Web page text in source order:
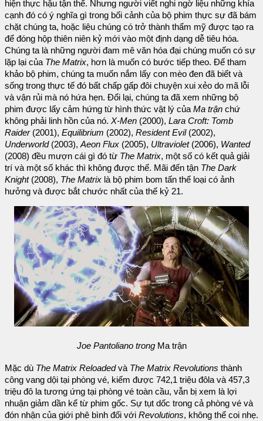
hiện thực hậu tận thế. Nhưng người viết nghi ngờ liệu những khía
cạnh đó có ý nghĩa gì trong bối cảnh của bộ phim thực sự đã bám
chặt chúng ta, hoặc liệu chúng có trở thành thẩm mỹ được tạo ra
để đóng hộp thiên niên kỷ mới vào một định dạng dễ tiêu hóa.
Chúng ta là những người đam mê văn hóa đại chúng muốn có sự
lặp lại của The Matrix, hơn là muốn có bước tiếp theo. Để tham
khảo bộ phim, chúng ta muốn nắm lấy con mèo đen đã biết và
sống trong thực tế đó bất chấp gấp đôi chuyện xui xẻo do mã lỗi
và vận rủi mà nó hứa hẹn. Đổi lại, chúng ta đã xem những bộ
phim được lấy cảm hứng từ hình thức vật lý củaMa trận chứ
không phải linh hồn của nó. X-Men (2000), Lara Croft: Tomb
Raider(2001), Equilibrium (2002), Resident Evil(2002),
Underworld (2003),Aeon Flux (2005), Ultraviolet (2006), Wanted
(2008) đều mượn cái gì đó từ The Matrix, một số có kết quả giải
trí và một số khác thì không được thế. Mãi đến tận The Dark
Knight(2008), The Matrix là bộ phim bom tấn thể loại có ảnh
hưởng và được bắt chước nhất của thế kỷ 21.
Joe Pantoliano trongMa trận
Mặc dù The Matrix Reloadedvà The Matrix Revolutions thành
công vang dội tại phòng vé, kiếm được 742,1 triệu đôla và 457,3
triệu đô la tương ứng tại phòng vé toàn cầu, vẫn bị xem là lợi
nhuận giảm dần kể từ phim gốc. Sự tụt dốc trong cả phòng vé và
đón nhận của giới phê bình đối với Revolutions, không thể coi nhẹ.